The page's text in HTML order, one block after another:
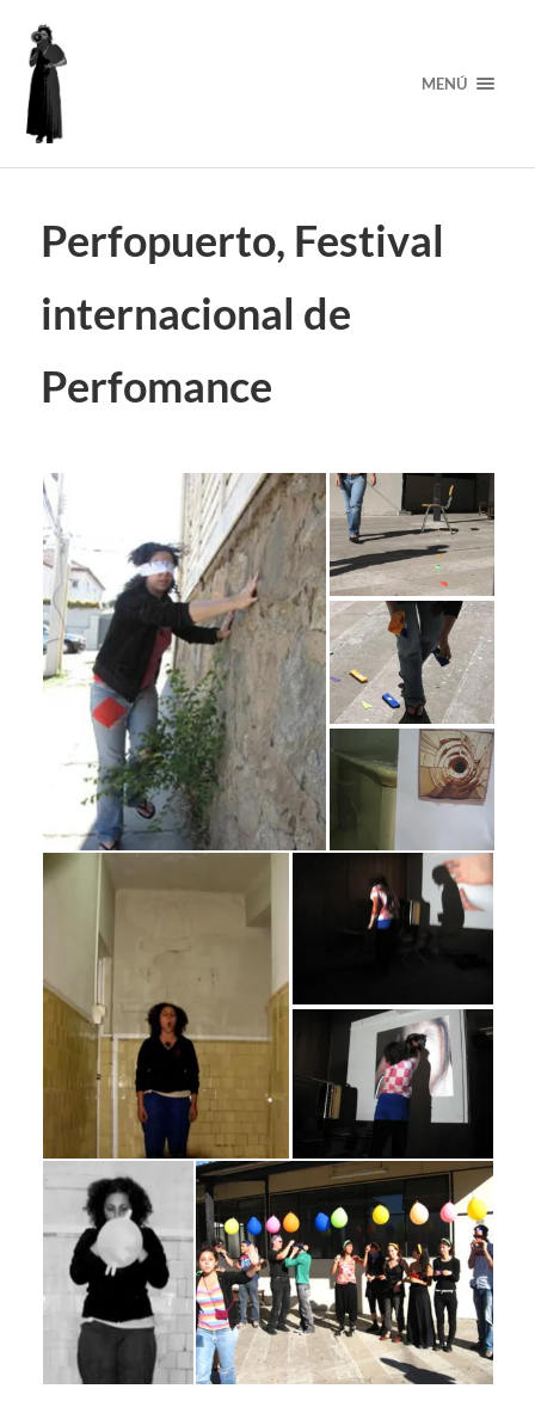
MENÚ
Perfopuerto, Festival
internacional de
Perfomance